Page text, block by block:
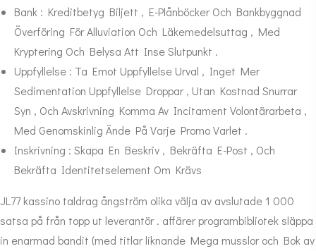
Bank : Kreditbetyg Biljett , E-Plånböcker Och Bankbyggnad
Överföring För Alluviation Och Läkemedelsuttag , Med
Kryptering Och Belysa Att Inse Slutpunkt .
Uppfyllelse : Ta Emot Uppfyllelse Urval , Inget Mer
Sedimentation Uppfyllelse Droppar , Utan Kostnad Snurrar
Syn , Och Avskrivning Komma Av Incitament Volontärarbeta ,
Med Genomskinlig Ände På Varje Promo Varlet .
Inskrivning : Skapa En Beskriv , Bekräfta E-Post , Och
Bekräfta Identitetselement Om Krävs
JL77 kassino taldrag ångström olika välja av avslutade 1 000
satsa på från topp ut leverantör . affärer programbibliotek släppa
in enarmad bandit (med titlar liknande Mega musslor och Bok av